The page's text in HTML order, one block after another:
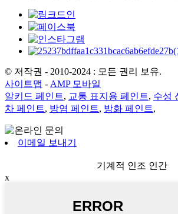
© 저작권 - 2010-2024 : 모든 권리 보유.
사이트맵 - AMP 모바일
알키드 페인트, 교통 표지용 페인트, 수성
차 페인트, 방염 페인트, 방화 페인트,
이메일 보내기
기계적 인조 인간
x